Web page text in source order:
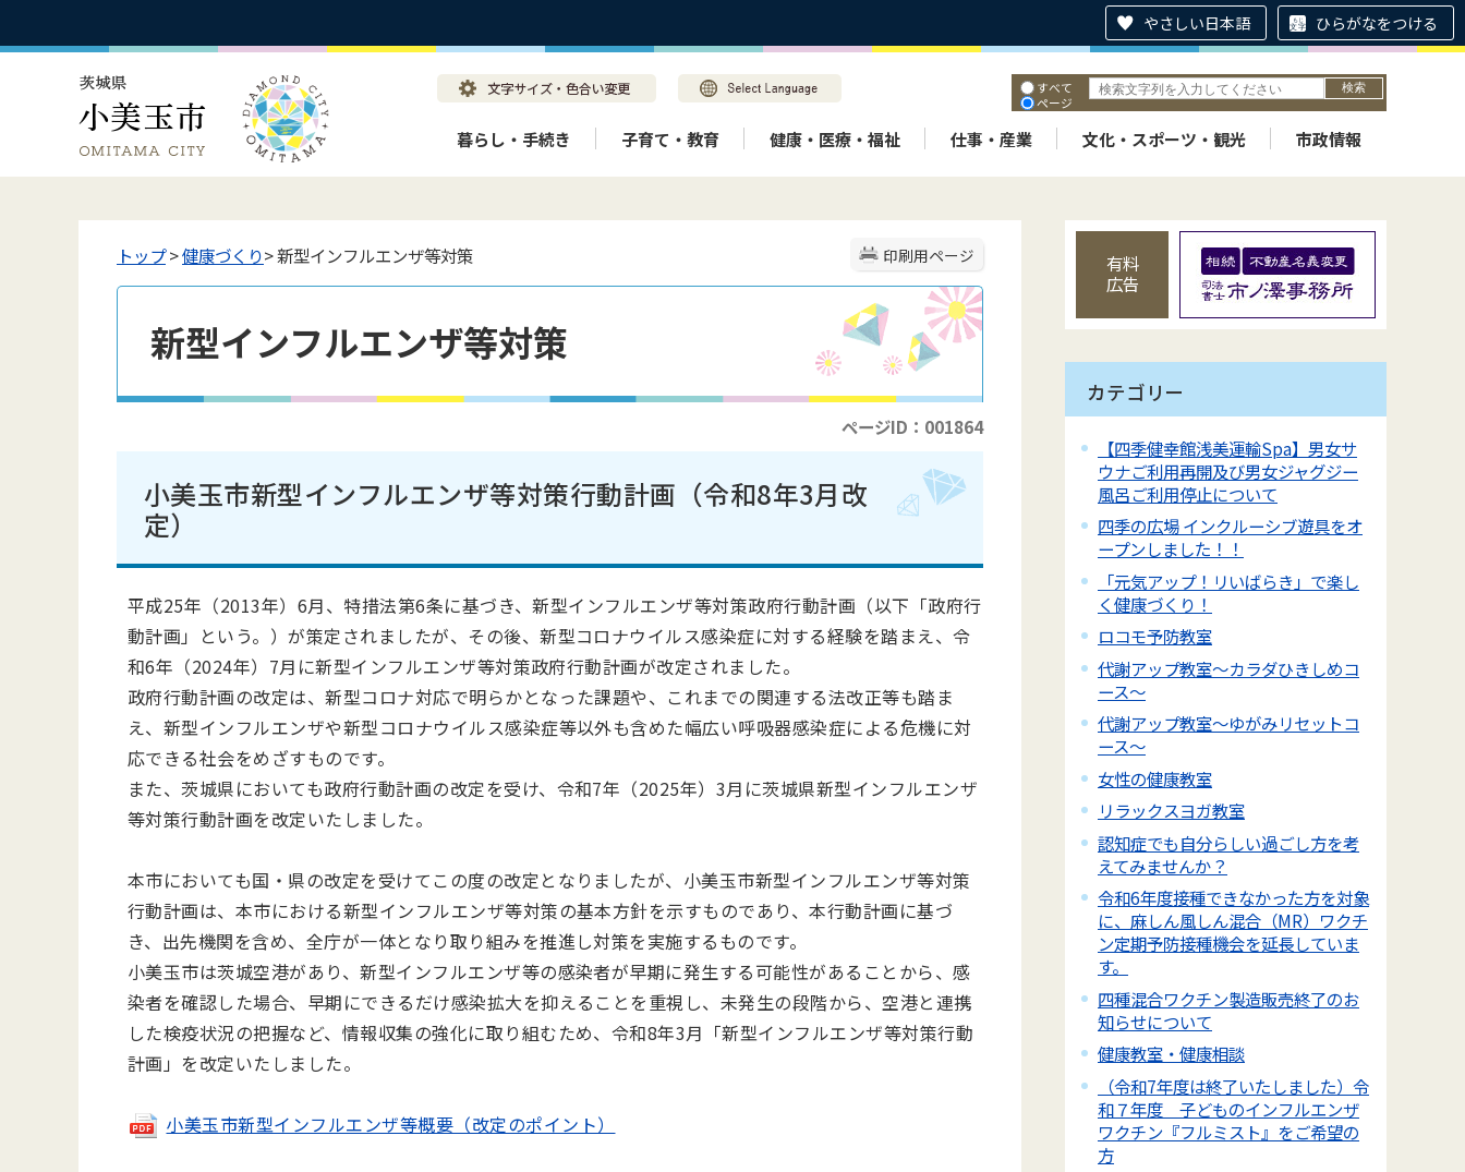
やさしい日本語 ひらがなをつける
すべて
ページ
暮らし・手続き 子育て・教育 健康・医療・福祉 仕事・産業 文化・スポーツ・観光 市政情報
印刷用ページ
トップ>健康づくり> 新型インフルエンザ等対策
新型インフルエンザ等対策
ページID：001864
小美玉市新型インフルエンザ等対策行動計画（令和8年3月改
定）
平成25年（2013年）6月、特措法第6条に基づき、新型インフルエンザ等対策政府行動計画（以下「政府行
動計画」という。）が策定されましたが、その後、新型コロナウイルス感染症に対する経験を踏まえ、令
和6年（2024年）7月に新型インフルエンザ等対策政府行動計画が改定されました。
政府行動計画の改定は、新型コロナ対応で明らかとなった課題や、これまでの関連する法改正等も踏ま
え、新型インフルエンザや新型コロナウイルス感染症等以外も含めた幅広い呼吸器感染症による危機に対
応できる社会をめざすものです。
また、茨城県においても政府行動計画の改定を受け、令和7年（2025年）3月に茨城県新型インフルエンザ
等対策行動計画を改定いたしました。
本市においても国・県の改定を受けてこの度の改定となりましたが、小美玉市新型インフルエンザ等対策
行動計画は、本市における新型インフルエンザ等対策の基本方針を示すものであり、本行動計画に基づ
き、出先機関を含め、全庁が一体となり取り組みを推進し対策を実施するものです。
小美玉市は茨城空港があり、新型インフルエンザ等の感染者が早期に発生する可能性があることから、感
染者を確認した場合、早期にできるだけ感染拡大を抑えることを重視し、未発生の段階から、空港と連携
した検疫状況の把握など、情報収集の強化に取り組むため、令和8年3月「新型インフルエンザ等対策行動
計画」を改定いたしました。
小美玉市新型インフルエンザ等概要（改定のポイント）
有料
広告
カテゴリー
【四季健幸館浅美運輸Spa】男女サ
ウナご利用再開及び男女ジャグジー
風呂ご利用停止について
四季の広場 インクルーシブ遊具をオ
ープンしました！！
「元気アップ！リいばらき」で楽し
く健康づくり！
ロコモ予防教室
代謝アップ教室～カラダひきしめコ
ース～
代謝アップ教室～ゆがみリセットコ
ース～
女性の健康教室
リラックスヨガ教室
認知症でも自分らしい過ごし方を考
えてみませんか？
令和6年度接種できなかった方を対象
に、麻しん風しん混合（MR）ワクチ
ン定期予防接種機会を延長していま
す。
四種混合ワクチン製造販売終了のお
知らせについて
健康教室・健康相談
（令和7年度は終了いたしました）令
和７年度 子どものインフルエンザ
ワクチン『フルミスト』をご希望の
方